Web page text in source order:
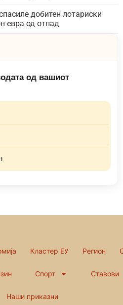
добитен лотариски
евра од отпад
од вашиот
Кластер ЕУ Регион
Спорт Ставови
Наши приказни